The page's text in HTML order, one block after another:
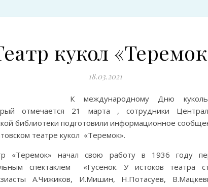
кукол
18.03.2021
К международному Дню
отмечается 21 марта , сотрудники
библиотеки подготовили информационное
театре кукол «Теремок».
«Теремок» начал свою работу в 1936 году
спектаклем «Гусёнок. У истоков театра
А.Чижиков, И.Мишин, Н.Потасуев,